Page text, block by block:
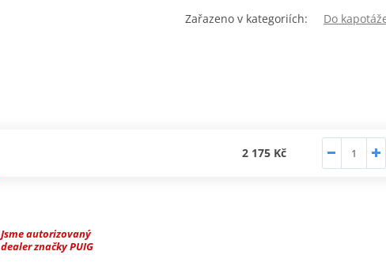
Zařazeno v kategoriích: Do
2 175 Kč
Jsme autorizovaný
dealer značky PUIG